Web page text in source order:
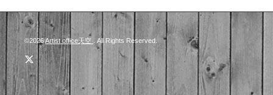
©2026Artist office天空 . All Rights Reserved.